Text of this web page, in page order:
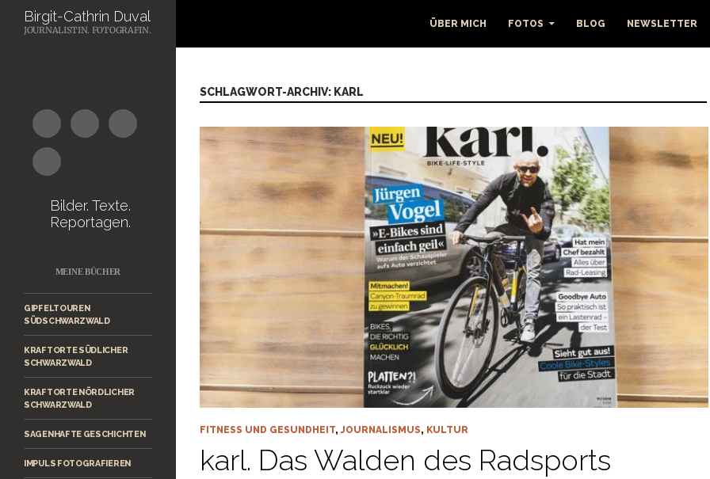
Suchen
ÜBER MICH FOTOS BLOG NEWSLETTER
SCHLAGWORT-ARCHIV: KARL
FITNESS UND GESUNDHEIT, JOURNALISMUS, KULTUR
karl. Das Walden des Radsports
Birgit-Cathrin Duval
JOURNALISTIN. FOTOGRAFIN.
Bilder. Texte.
Reportagen.
MEINE BÜCHER
GIPFELTOUREN
SÜDSCHWARZWALD
KRAFTORTE SÜDLICHER
SCHWARZWALD
KRAFTORTE NÖRDLICHER
SCHWARZWALD
SAGENHAFTE GESCHICHTEN
IMPULS FOTOGRAFIEREN